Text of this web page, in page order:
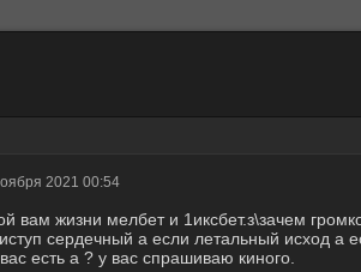
2021 00:54
вам жизни мелбет и 1иксбет.з\зачем
сердечный а если летальный исход а
есть а ? у вас спрашиваю киного.